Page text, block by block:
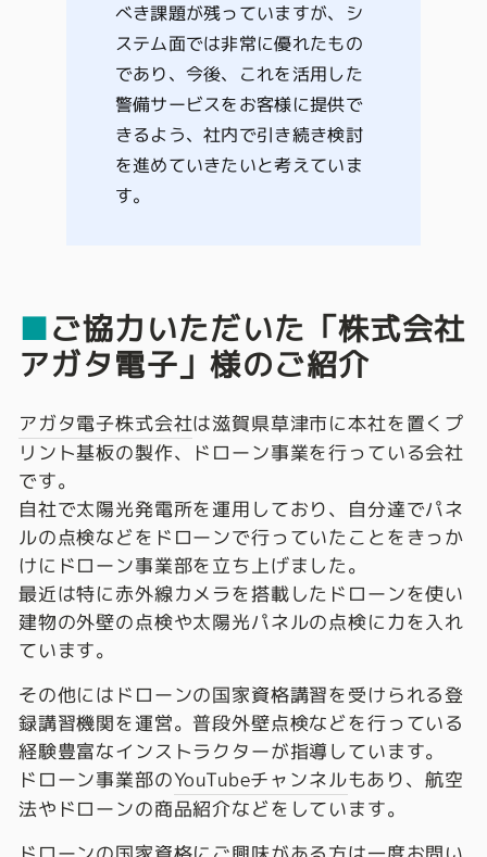
べき課題が残っていますが、シ
ステム面では非常に優れたもの
であり、今後、これを活用した
警備サービスをお客様に提供で
きるよう、社内で引き続き検討
を進めていきたいと考えていま
す。
■ご協力いただいた「株式会社
アガタ電子」様のご紹介
アガタ電子株式会社は滋賀県草津市に本社を置くプ
リント基板の製作、ドローン事業を行っている会社
です。
自社で太陽光発電所を運用しており、自分達でパネ
ルの点検などをドローンで行っていたことをきっか
けにドローン事業部を立ち上げました。
最近は特に赤外線カメラを搭載したドローンを使い
建物の外壁の点検や太陽光パネルの点検に力を入れ
ています。
その他にはドローンの国家資格講習を受けられる登
録講習機関を運営。普段外壁点検などを行っている
経験豊富なインストラクターが指導しています。
ドローン事業部のYouTubeチャンネルもあり、航空
法やドローンの商品紹介などをしています。